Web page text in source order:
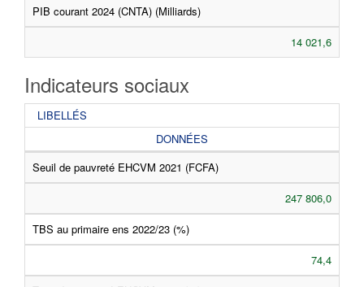
PIB courant 2024 (CNTA) (Milliards)
14 021,6
Indicateurs sociaux
LIBELLÉS
DONNÉES
Seuil de pauvreté EHCVM 2021 (FCFA)
247 806,0
TBS au primaire ens 2022/23 (%)
74,4